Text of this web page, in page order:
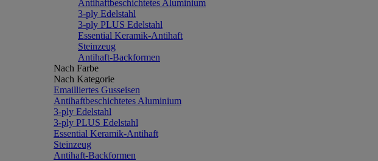
Antihaftbeschichtetes Aluminium
3-ply Edelstahl
3-ply PLUS Edelstahl
Essential Keramik-Antihaft
Steinzeug
Antihaft-Backformen
Nach Farbe
Nach Kategorie
Emailliertes Gusseisen
Antihaftbeschichtetes Aluminium
3-ply Edelstahl
3-ply PLUS Edelstahl
Essential Keramik-Antihaft
Steinzeug
Antihaft-Backformen